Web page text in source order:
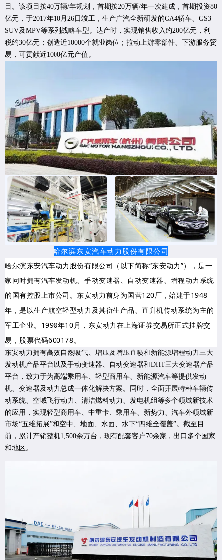
目。该项目按40万辆/年规划，首期按20万辆/年一次建成，首期投资80
亿元，于2017年10月26日竣工，生产广汽全新研发的GA4轿车、GS3
SUV及MPV等系列战略车型。达产时，实现销售收入约200亿元，利
税约30亿元；创造近10000个就业岗位；拉动上游零部件、下游服务贸
易，可贡献近1000亿元产值。
哈尔滨东安汽车动力股份有限公司
哈尔滨东安汽车动力股份有限公司（以下简称“东安动力”），是一
家同时拥有汽车发动机、手动变速器、自动变速器、增程动力系统
的国有控股上市公司。东安动力前身为国营120厂，始建于1948
年，是以生产航空轻型动力及其衍生产品、直升机传动系统为主的
军工企业。1998年10月，东安动力在上海证券交易所正式挂牌交
易，股票代码600178。
东安动力拥有高效自然吸气、增压及增压直喷和新能源增程动力三大
发动机产品平台以及手动变速器、自动变速器和DHT三大变速器产品
平台，致力于为高端乘用车、轻型商用车、新能源汽车等提供发动
机、变速器及动力总成一体化解决方案。同时，全面开展特种车辆传
动系统、空域飞行动力、清洁燃料动力、发电机组等多个领域新技术
的应用，实现轻型商用车、中重卡、乘用车、新势力、汽车外领域新
市场“五维拓展”和空中、地面、水面、水下“四维全覆盖”。截至目
前，累计产销整机1,500余万台，现有配套客户70余家，出口多个国家
和地区。